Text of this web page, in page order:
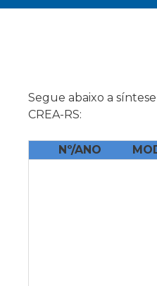
Segue abaixo a
CREA-RS:
Nº/ANO